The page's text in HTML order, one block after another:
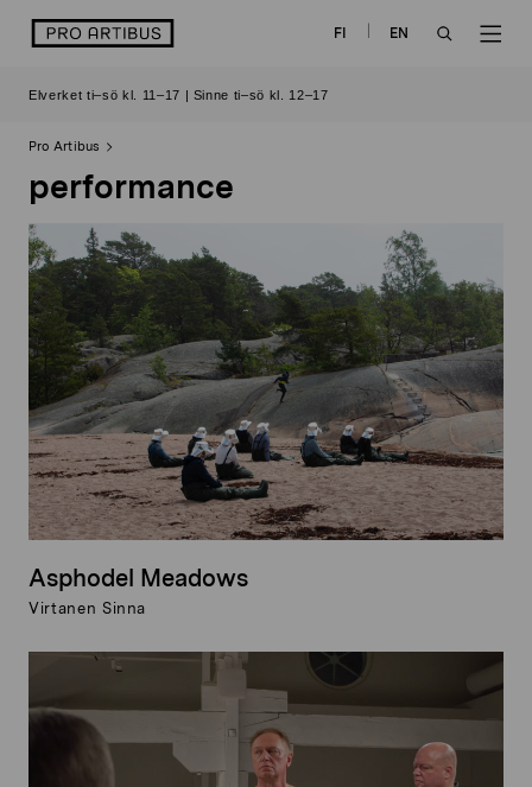
logo FI
EN
Elverket ti–sö kl. 11–17 | Sinne ti–sö kl. 12–17
Pro Artibus
performance
Asphodel Meadows
Virtanen Sinna